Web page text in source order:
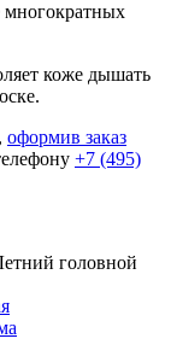
коже дышать
оформив заказ
+7 (495)
головной